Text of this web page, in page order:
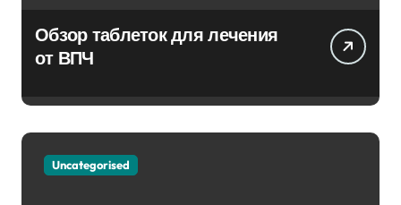
Обзор таблеток для лечения
от ВПЧ
Uncategorised